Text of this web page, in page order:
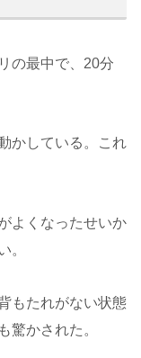
の最中で、20分
かしている。これ
よくなったせいか
。
もたれがない状態
驚かされた。